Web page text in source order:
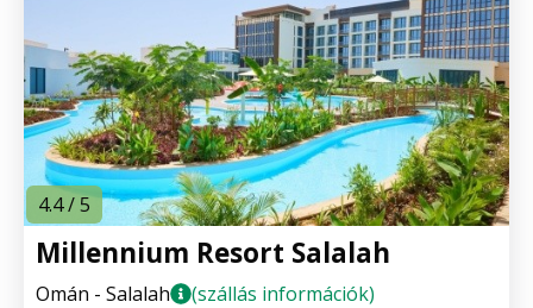
4.4 / 5
Millennium Resort Salalah
Omán - Salalah
(szállás információk)